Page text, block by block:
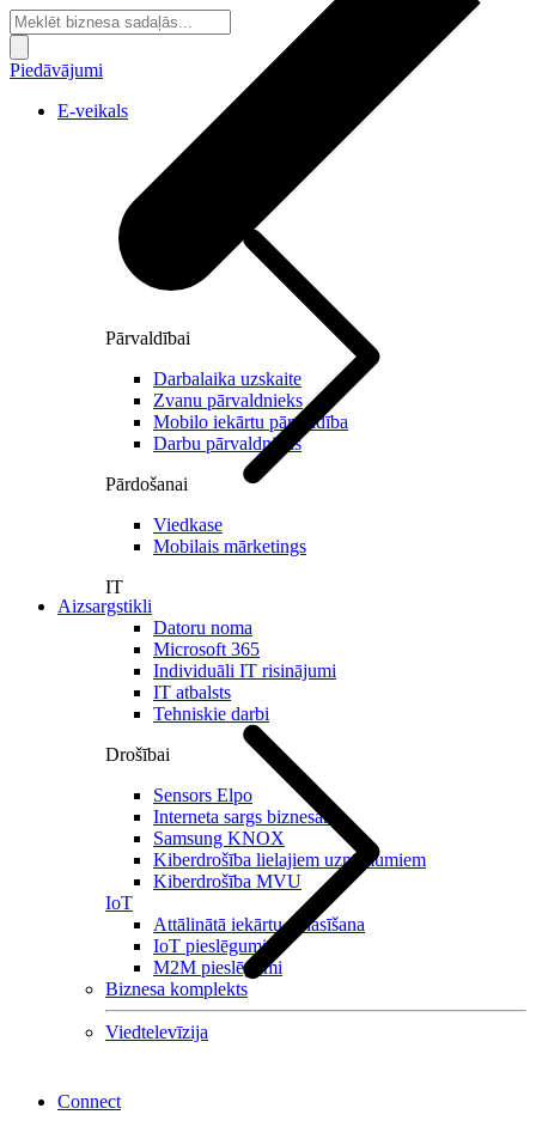
Pārvaldībai
Darbalaika uzskaite
Zvanu pārvaldnieks
Mobilo iekārtu pārvaldība
Darbu pārvaldnieks
Pārdošanai
Viedkase
Mobilais mārketings
IT
Datoru noma
Microsoft 365
Individuāli IT risinājumi
IT atbalsts
Tehniskie darbi
Drošībai
Sensors Elpo
Interneta sargs biznesam
Samsung KNOX
Kiberdrošība lielajiem uzņēmumiem
Kiberdrošība MVU
IoT
Attālinātā iekārtu nolasīšana
IoT pieslēgumi
M2M pieslēgumi
Biznesa komplekts
Viedtelevīzija
Piedāvājumi
E-veikals
Aizsargstikli
Connect